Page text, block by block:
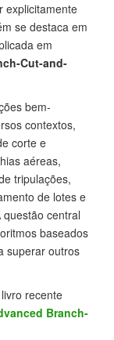
explicitamente
se destaca em
em
Cut-and-
bem-
contextos,
corte e
aéreas,
tripulações,
de lotes e
central
baseados
superar outros
recente
Branch-